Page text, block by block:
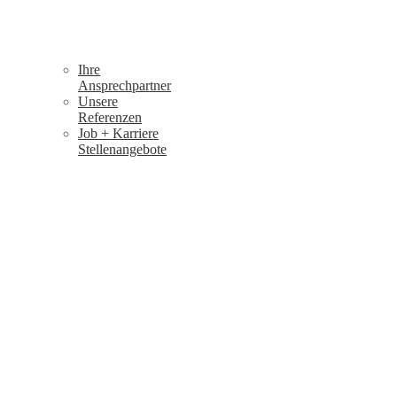
Ihre
Ansprechpartner
Unsere
Referenzen
Job + Karriere
Stellenangebote